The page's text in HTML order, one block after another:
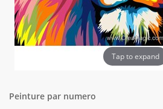
Tap to expand
Peinture par numero